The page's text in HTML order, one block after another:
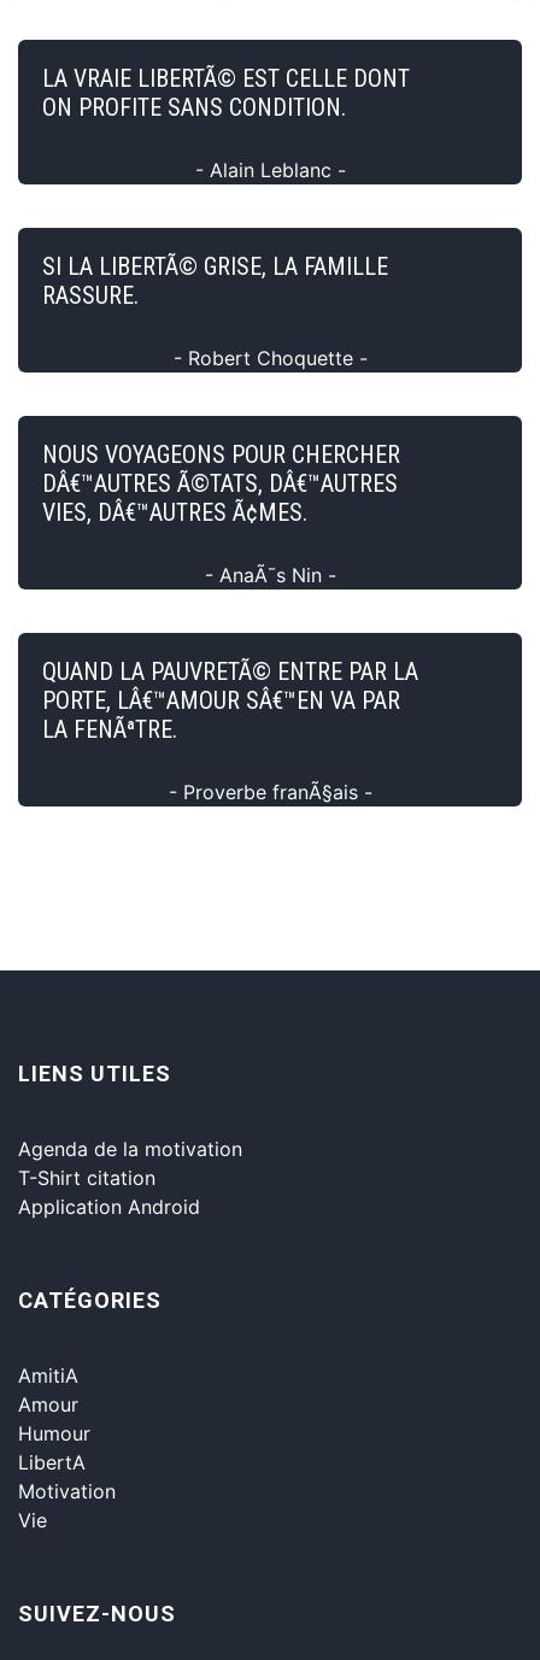
LA VRAIE LIBERTÃ© EST CELLE DONT
ON PROFITE SANS CONDITION.
- Alain Leblanc -
SI LA LIBERTÃ© GRISE, LA FAMILLE
RASSURE.
- Robert Choquette -
NOUS VOYAGEONS POUR CHERCHER
DÂ€™AUTRES Ã©TATS, DÂ€™AUTRES
VIES, DÂ€™AUTRES Ã¢MES.
- AnaÃ¯s Nin -
QUAND LA PAUVRETÃ© ENTRE PAR LA
PORTE, LÂ€™AMOUR SÂ€™EN VA PAR
LA FENÃªTRE.
- Proverbe franÃ§ais -
LIENS UTILES
Agenda de la motivation
T-Shirt citation
Application Android
CATÉGORIES
AmitiA
Amour
Humour
LibertA
Motivation
Vie
SUIVEZ-NOUS